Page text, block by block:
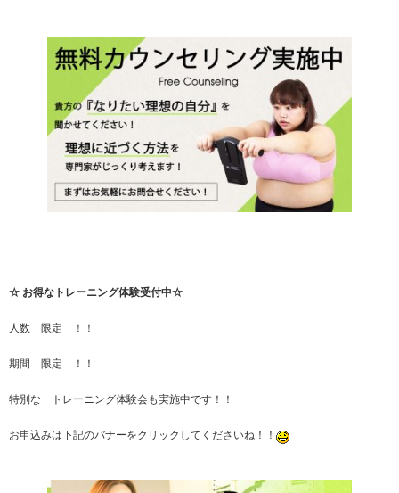
☆ お得なトレーニング体験受付中☆
人数 限定 ！！
期間 限定 ！！
特別な トレーニング体験会も実施中です！！
お申込みは下記のバナーをクリックしてくださいね！！